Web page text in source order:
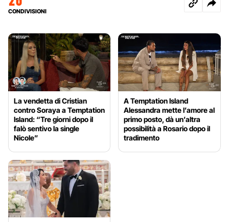
CONDIVISIONI
La vendetta di Cristian
contro Soraya a Temptation
Island: “Tre giorni dopo il
falò sentivo la single
Nicole”
A Temptation Island
Alessandra mette l’amore al
primo posto, dà un’altra
possibilità a Rosario dopo il
tradimento